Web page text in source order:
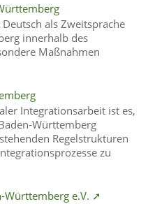
als Zweitsprache
innerhalb des
Maßnahmen
Integrationsarbeit ist es,
Württemberg
Regelstrukturen
zu
Württemberg e.V. ➚